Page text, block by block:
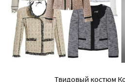
Твидовый костюм